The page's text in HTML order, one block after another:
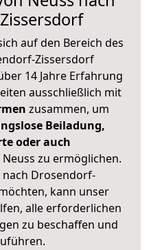
auf den Bereich des
Zissersdorf
14 Jahre Erfahrung
ausschließlich mit
zusammen, um
Beiladung,
oder auch
zu ermöglichen.
nach Drosendorf-
kann unser
alle erforderlichen
zu beschaffen und